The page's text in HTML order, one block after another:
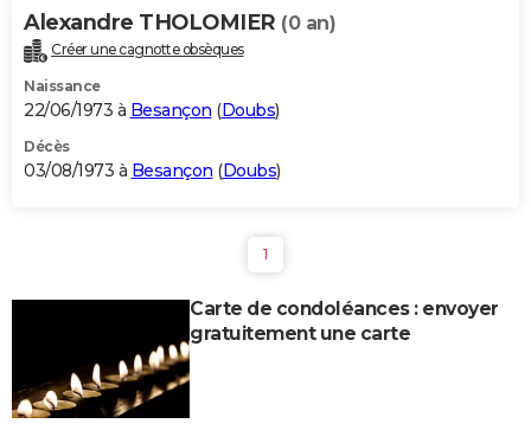
Alexandre THOLOMIER (0 an)
Créer une cagnotte obsèques
Naissance
22/06/1973 à Besançon (Doubs)
Décès
03/08/1973 à Besançon (Doubs)
1
Carte de condoléances : envoyer
gratuitement une carte